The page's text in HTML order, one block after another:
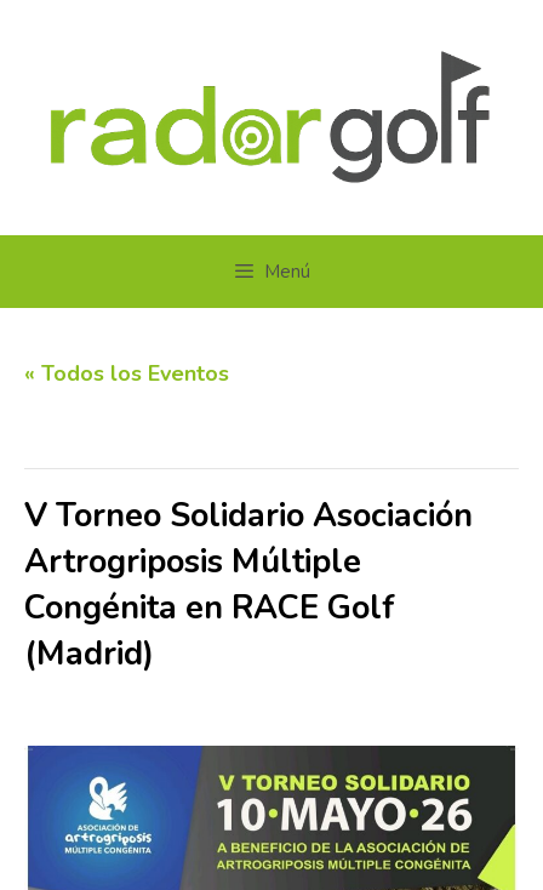
Menú
« Todos los Eventos
V Torneo Solidario Asociación
Artrogriposis Múltiple
Congénita en RACE Golf
(Madrid)